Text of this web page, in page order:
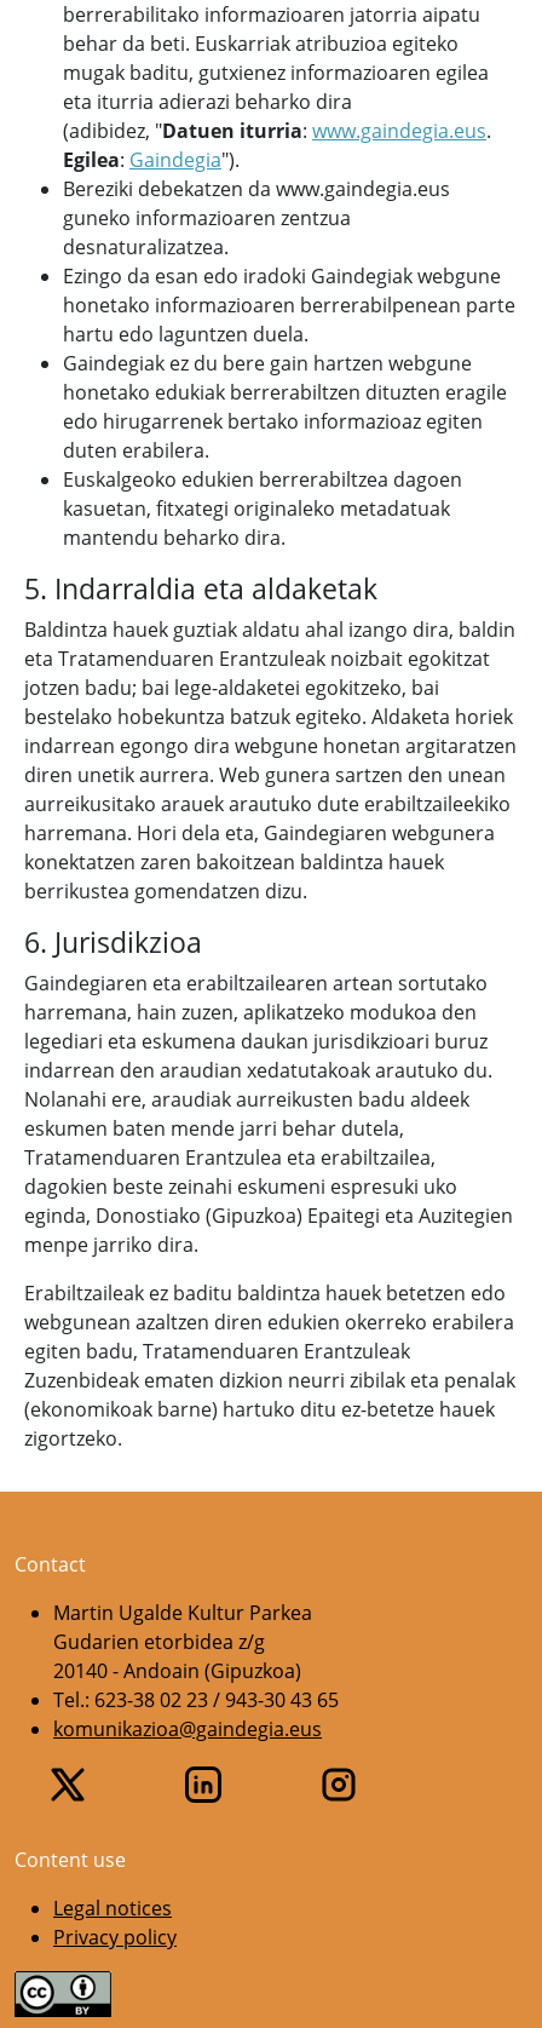
berrerabilitako informazioaren jatorria aipatu
behar da beti. Euskarriak atribuzioa egiteko
mugak baditu, gutxienez informazioaren egilea
eta iturria adierazi beharko dira
(adibidez, "Datuen iturria: www.gaindegia.eus.
Egilea: Gaindegia").
Bereziki debekatzen da www.gaindegia.eus
guneko informazioaren zentzua
desnaturalizatzea.
Ezingo da esan edo iradoki Gaindegiak webgune
honetako informazioaren berrerabilpenean parte
hartu edo laguntzen duela.
Gaindegiak ez du bere gain hartzen webgune
honetako edukiak berrerabiltzen dituzten eragile
edo hirugarrenek bertako informazioaz egiten
duten erabilera.
Euskalgeoko edukien berrerabiltzea dagoen
kasuetan, fitxategi originaleko metadatuak
mantendu beharko dira.
5. Indarraldia eta aldaketak
Baldintza hauek guztiak aldatu ahal izango dira, baldin
eta Tratamenduaren Erantzuleak noizbait egokitzat
jotzen badu; bai lege-aldaketei egokitzeko, bai
bestelako hobekuntza batzuk egiteko. Aldaketa horiek
indarrean egongo dira webgune honetan argitaratzen
diren unetik aurrera. Web gunera sartzen den unean
aurreikusitako arauek arautuko dute erabiltzaileekiko
harremana. Hori dela eta, Gaindegiaren webgunera
konektatzen zaren bakoitzean baldintza hauek
berrikustea gomendatzen dizu.
6. Jurisdikzioa
Gaindegiaren eta erabiltzailearen artean sortutako
harremana, hain zuzen, aplikatzeko modukoa den
legediari eta eskumena daukan jurisdikzioari buruz
indarrean den araudian xedatutakoak arautuko du.
Nolanahi ere, araudiak aurreikusten badu aldeek
eskumen baten mende jarri behar dutela,
Tratamenduaren Erantzulea eta erabiltzailea,
dagokien beste zeinahi eskumeni espresuki uko
eginda, Donostiako (Gipuzkoa) Epaitegi eta Auzitegien
menpe jarriko dira.
Erabiltzaileak ez baditu baldintza hauek betetzen edo
webgunean azaltzen diren edukien okerreko erabilera
egiten badu, Tratamenduaren Erantzuleak
Zuzenbideak ematen dizkion neurri zibilak eta penalak
(ekonomikoak barne) hartuko ditu ez-betetze hauek
zigortzeko.
Contact
Martin Ugalde Kultur Parkea
Gudarien etorbidea z/g
20140 - Andoain (Gipuzkoa)
Tel.: 623-38 02 23 / 943-30 43 65
komunikazioa@gaindegia.eus
Content use
Legal notices
Privacy policy